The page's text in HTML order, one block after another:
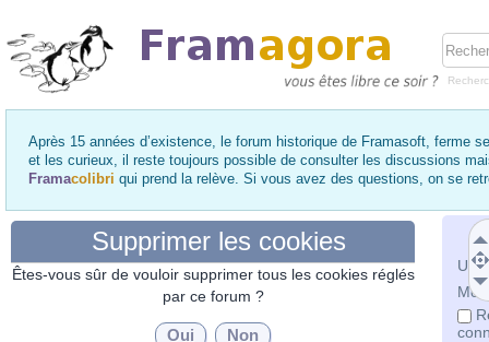
Après 15 années d’existence, le forum historique de Framasoft, ferme
et les curieux, il reste toujours possible de consulter les discussions
Framacolibri qui prend la relève. Si vous avez des questions, on se
Mot
Supprimer les cookies
Êtes-vous sûr de vouloir supprimer tous les cookies réglés
par ce forum ?